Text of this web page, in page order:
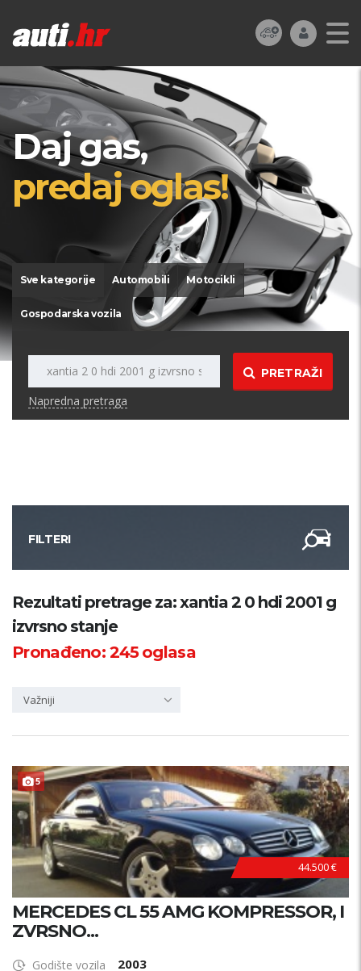
Daj gas,
predaj oglas!
Sve kategorije Automobili Motocikli
Gospodarska vozila
PRETRAŽI
Napredna pretraga
FILTERI
Kategorija
Županija
Rezultati pretrage za: xantia 2 0 hdi 2001 g
izvrsno stanje
Pronađeno:245oglasa
Važniji
5
44.500 €
MERCEDES CL 55 AMG KOMPRESSOR, I
ZVRSNO...
Godište vozila 2003